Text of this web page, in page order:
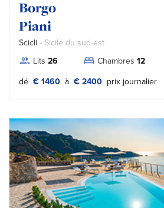
Borgo
Piani
Scicli - Sicile du sud-est
Lits 26 Chambres 12
dé € 1460 à € 2400 Tipo prezzo:
prix journalier